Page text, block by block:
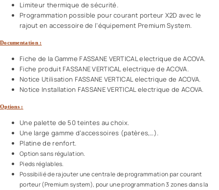
Limiteur thermique de sécurité.
Programmation possible pour courant porteur X2D avec le
rajout en accessoire de l’équipement Premium System.
Documentation :
Fiche de la Gamme FASSANE VERTICAL electrique de ACOVA.
Fiche produit FASSANE VERTICAL electrique de ACOVA.
Notice Utilisation FASSANE VERTICAL electrique de ACOVA.
Notice Installation FASSANE VERTICAL electrique de ACOVA.
Options :
Une palette de 50 teintes au choix.
Une large gamme d’accessoires (patères,…).
Platine de renfort.
Option sans régulation.
Pieds réglables.
Possibilié de rajouter une centrale de programmation par courant
porteur (Premium system), pour une programmation 3 zones dans la